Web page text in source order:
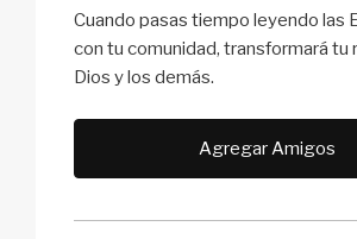
Cuando pasas tiempo leyendo las
con tu comunidad, transformará tu
Dios y los demás.
Agregar Amigos